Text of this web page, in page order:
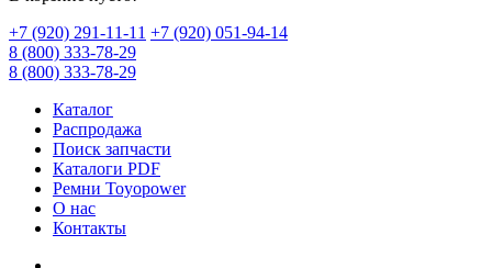
‪+7 (920) 291-11-11 +7 (920) 051-94-14
8 (800) 333-78-29
8 (800) 333-78-29
Каталог
Распродажа
Поиск запчасти
Каталоги PDF
Ремни Toyopower
О нас
Контакты